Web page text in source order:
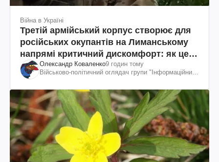
Війна в Україні
Третій армійський корпус створює для
російських окупантів на Лиманському
напрямі критичний дискомфорт: як це
вдалосяОлександр Коваленко9 годин тому
Військово-політичний оглядач групи "Інформаційний